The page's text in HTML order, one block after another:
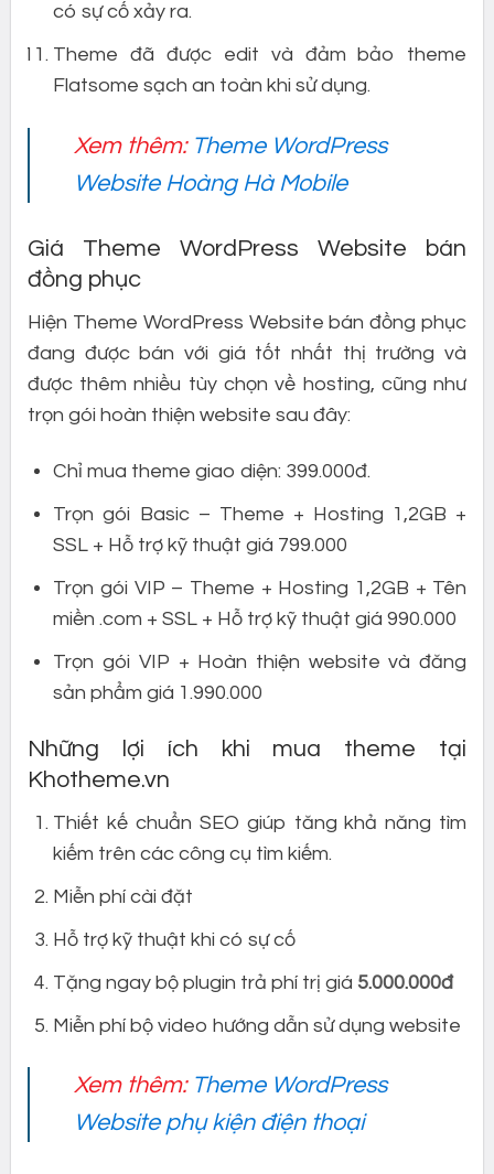
có sự cố xảy ra.
Theme đã được edit và đảm bảo theme
Flatsome sạch an toàn khi sử dụng.
Xem thêm: Theme WordPress
Website Hoàng Hà Mobile
Giá Theme WordPress Website bán
đồng phục
Hiện Theme WordPress Website bán đồng phục
đang được bán với giá tốt nhất thị trường và
được thêm nhiều tùy chọn về hosting, cũng như
trọn gói hoàn thiện website sau đây:
Chỉ mua theme giao diện: 399.000đ.
Trọn gói Basic – Theme + Hosting 1,2GB +
SSL + Hỗ trợ kỹ thuật giá 799.000
Trọn gói VIP – Theme + Hosting 1,2GB + Tên
miền .com + SSL + Hỗ trợ kỹ thuật giá 990.000
Trọn gói VIP + Hoàn thiện website và đăng
sản phẩm giá 1.990.000
Những lợi ích khi mua theme tại
Khotheme.vn
Thiết kế chuẩn SEO giúp tăng khả năng tìm
kiếm trên các công cụ tìm kiếm.
Miễn phí cài đặt
Hỗ trợ kỹ thuật khi có sự cố
Tặng ngay bộ plugin trả phí trị giá 5.000.000đ
Miễn phí bộ video hướng dẫn sử dụng website
Xem thêm: Theme WordPress
Website phụ kiện điện thoại